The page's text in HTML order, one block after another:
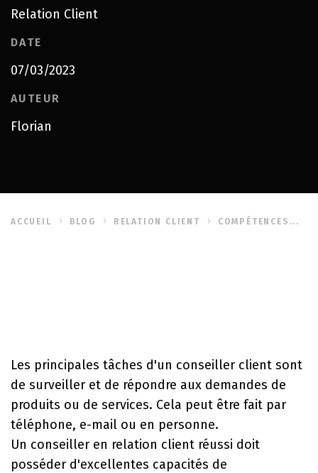
Relation Client
DATE
07/03/2023
AUTEUR
Florian
ACCUEIL BLOG RELATION CLIENT COMPÉTENCES...
Les principales tâches d'un conseiller client sont
de surveiller et de répondre aux demandes de
produits ou de services. Cela peut être fait par
téléphone, e-mail ou en personne.
Un conseiller en relation client réussi doit
posséder d'excellentes capacités de